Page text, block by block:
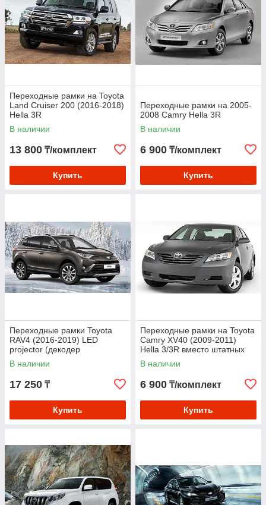
Переходные рамки на Toyota
Land Cruiser 200 (2016-2018)
Hella 3R
В наличии
13 800 ₸/комплект
Купить
Переходные рамки на 2005-
2008 Camry Hella 3R
В наличии
6 900 ₸/комплект
Купить
Переходные рамки Toyota
RAV4 (2016-2019) LED
projector (декодер
обязателен LaCrosse) Hella
3R
В наличии
17 250 ₸
Купить
Переходные рамки на Toyota
Camry ХV40 (2009-2011)
Hella 3/3R вместо штатных
галогенных/ксеноновых
модулей
В наличии
6 900 ₸/комплект
Купить